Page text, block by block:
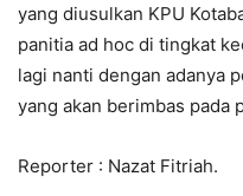
yang diusulkan KPU
panitia ad hoc di tingkat
lagi nanti dengan adanya
yang akan berimbas pada
Reporter : Nazat Fitriah.